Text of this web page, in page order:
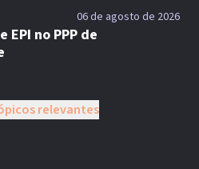
06 de agosto de 2026
EPI no PPP de
relevantes